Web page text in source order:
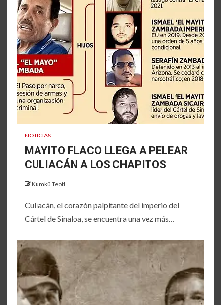
NOTICIAS
MAYITO FLACO LLEGA A PELEAR
CULIACÁN A LOS CHAPITOS
Kumkü Teotl
Culiacán, el corazón palpitante del imperio del
Cártel de Sinaloa, se encuentra una vez más…